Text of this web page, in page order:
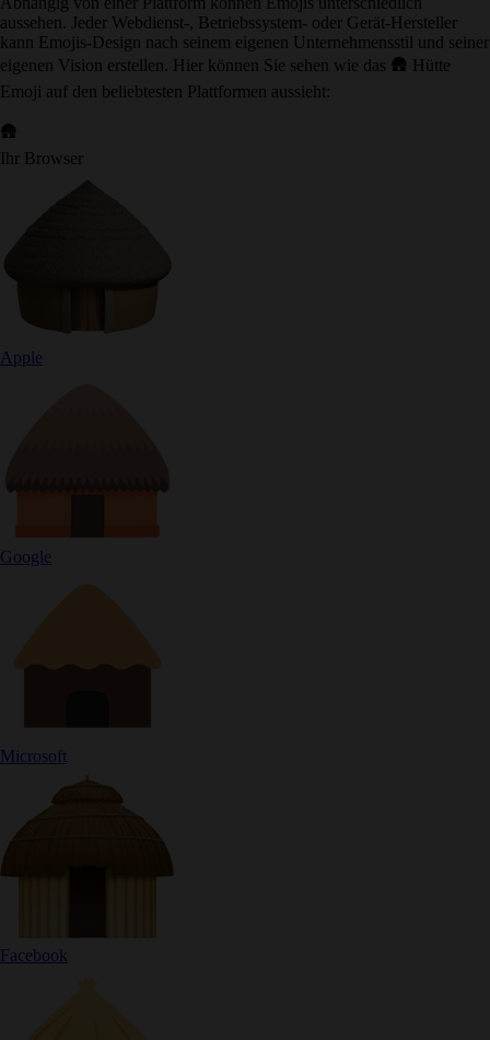
aussehen. Jeder Webdienst-, Betriebssystem- oder Gerät-Hersteller
kann Emojis-Design nach seinem eigenen Unternehmensstil und seiner
eigenen Vision erstellen. Hier können Sie sehen wie das 🛖 Hütte
Emoji auf den beliebtesten Plattformen aussieht:
🛖
Ihr Browser
Apple
Google
Microsoft
Facebook